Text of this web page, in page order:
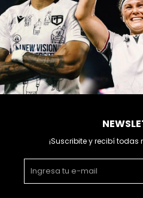
¡Suscribite y recibí